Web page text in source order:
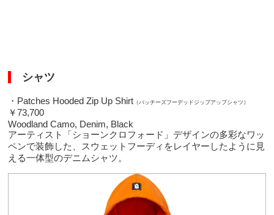
シャツ
・Patches Hooded Zip Up Shirt （パッチーズフーデッドジップアップシャツ）
￥73,700
Woodland Camo, Denim, Black
アーティスト「ショーンクロフォード」デザインの多彩なワッ
ペンで装飾した、スウェットフーディをレイヤーしたように見
える一体型のデニムシャツ。